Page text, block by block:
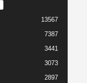
13567
7387
3441
3073
2897